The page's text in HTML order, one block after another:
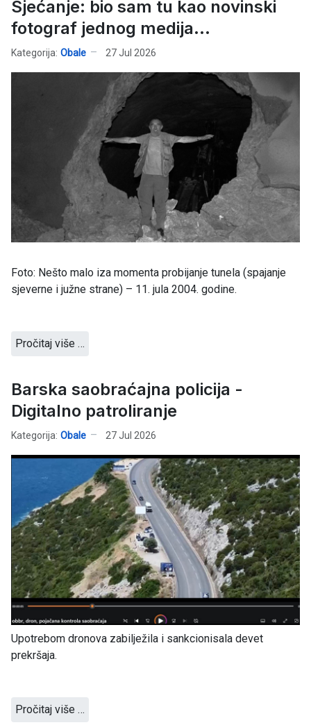
Sjećanje: bio sam tu kao novinski
fotograf jednog medija...
Kategorija: Obale 27 Jul 2026
Foto: Nešto malo iza momenta probijanje tunela (spajanje
sjeverne i južne strane) – 11. jula 2004. godine.
Pročitaj više …
Barska saobraćajna policija -
Digitalno patroliranje
Kategorija: Obale 27 Jul 2026
Upotrebom dronova zabilježila i sankcionisala devet
prekršaja.
Pročitaj više …